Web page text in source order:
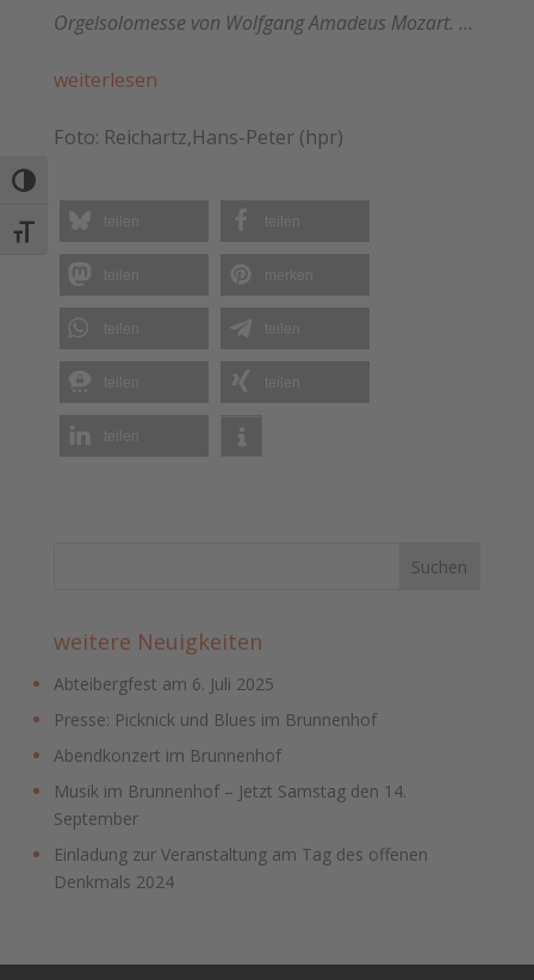
Umschalten auf hohe Kontraste
Schrift vergrößern
Orgelsolomesse von Wolfgang Amadeus Mozart. …
weiterlesen
Foto: Reichartz,Hans-Peter (hpr)
weitere Neuigkeiten
Abteibergfest am 6. Juli 2025
Presse: Picknick und Blues im Brunnenhof
Abendkonzert im Brunnenhof
Musik im Brunnenhof – Jetzt Samstag den 14.
September
Einladung zur Veranstaltung am Tag des offenen
Denkmals 2024